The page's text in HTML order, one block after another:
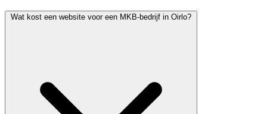
Wat kost een website voor een MKB-bedrijf in Oirlo?